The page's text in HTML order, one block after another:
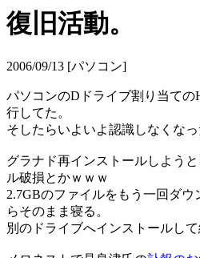
復旧活動。
2006/09/13 [パソコン]
パソコンのDドライブ割り当て
行してた。
そしたらいよいよ認識しなくなっ
グラナド再インストールしよう
ル破損とかｗｗｗ
2.7GBのファイルをもう一回ダ
らそのまま寝る。
別のドライブへインストールして